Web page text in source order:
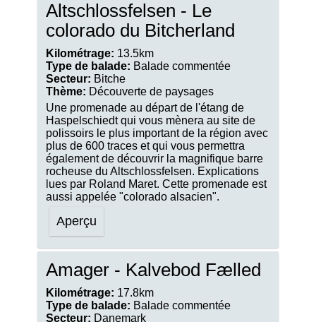
Altschlossfelsen - Le
colorado du Bitcherland
Kilométrage: 13.5km
Type de balade: Balade commentée
Secteur: Bitche
Thème: Découverte de paysages
Une promenade au départ de l'étang de
Haspelschiedt qui vous mènera au site de
polissoirs le plus important de la région avec
plus de 600 traces et qui vous permettra
également de découvrir la magnifique barre
rocheuse du Altschlossfelsen. Explications
lues par Roland Maret. Cette promenade est
aussi appelée "colorado alsacien".
Aperçu
Amager - Kalvebod Fælled
Kilométrage: 17.8km
Type de balade: Balade commentée
Secteur: Danemark